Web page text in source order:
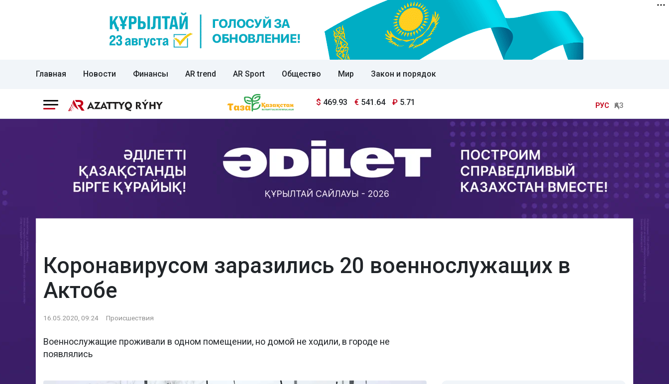
Главная Новости Финансы AR trend AR Sport Общество Мир Закон и порядок
$ 469.93 € 541.64 ₽ 5.71 РУС ҚАЗ
Коронавирусом заразились 20 военнослужащих в
Актобе
16.05.2020, 09:24 Происшествия
Военнослужащие проживали в одном помещении, но домой не ходили, в городе не
появлялись